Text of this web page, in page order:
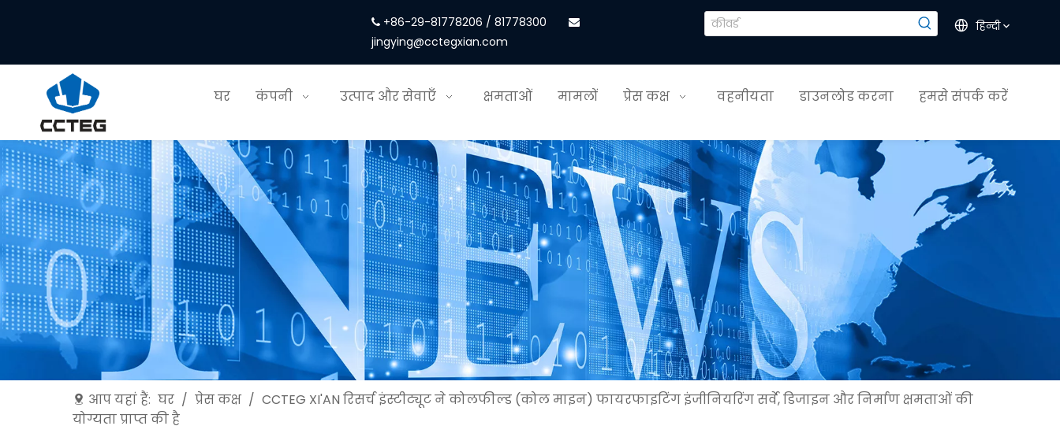
 +86-29-81778206 / 81778300
jingying@cctegxian.com
हिन्दी
घर कंपनी उत्पाद और सेवाएँ क्षमताओं मामलों प्रेस कक्ष वहनीयता डाउनलोड करना हमसे संपर्क करें
आप यहां हैं: घर / प्रेस कक्ष / CCTEG XI'AN रिसर्च इंस्टीट्यूट ने कोलफील्ड (कोल माइन) फायरफाइटिंग इंजीनियरिंग सर्वे, डिजाइन और निर्माण क्षमताओं की
योग्यता प्राप्त की है